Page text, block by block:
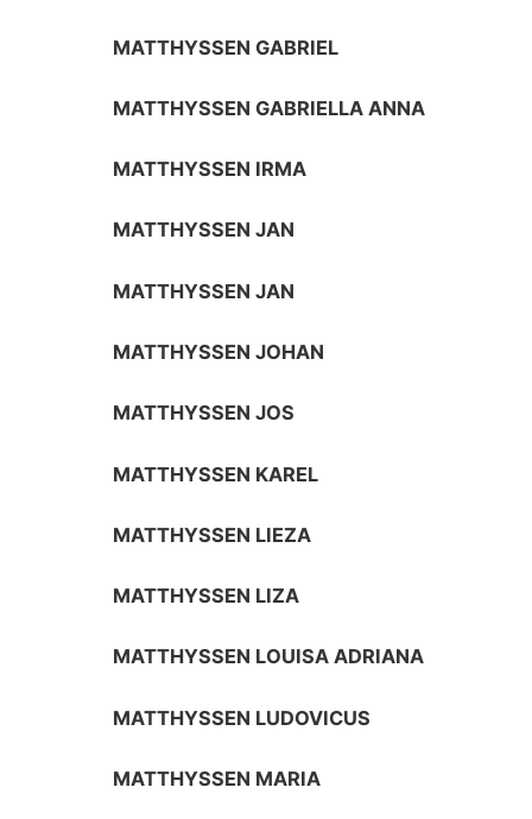
MATTHYSSEN GABRIEL
MATTHYSSEN GABRIELLA ANNA
MATTHYSSEN IRMA
MATTHYSSEN JAN
MATTHYSSEN JAN
MATTHYSSEN JOHAN
MATTHYSSEN JOS
MATTHYSSEN KAREL
MATTHYSSEN LIEZA
MATTHYSSEN LIZA
MATTHYSSEN LOUISA ADRIANA
MATTHYSSEN LUDOVICUS
MATTHYSSEN MARIA